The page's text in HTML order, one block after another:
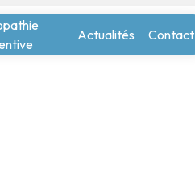
Actualités Contact